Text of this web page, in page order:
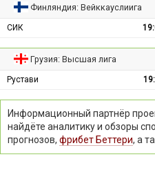
Финляндия: Вейккауслиига
СИК
Грузия: Высшая лига
Рустави
Информационный партнёр
найдёте аналитику и обзоры
прогнозов, фрибет Беттери, а